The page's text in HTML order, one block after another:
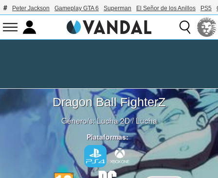
Peter Jackson Gameplay GTA 6 Superman El Señor de los Anillos PS5
Dragon Ball FighterZ
Género/s:Lucha 2D/Lucha
Plataformas: